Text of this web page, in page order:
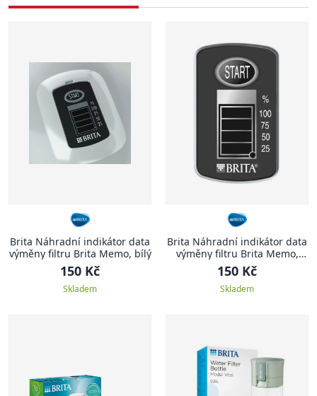
Brita Náhradní indikátor data
výměny filtru Brita Memo, bílý
150 Kč
Skladem
Brita Náhradní indikátor data
výměny filtru Brita Memo,
černý
150 Kč
Skladem